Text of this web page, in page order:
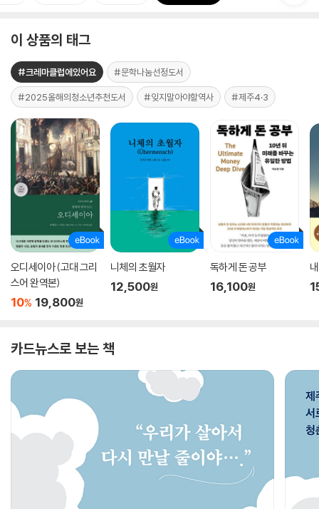
이 상품의 태그
#크레마클럽에있어요 #문학나눔선정도서
#2025올해의청소년추천도서 #잊지말아야할역사 #제주4·3
오디세이아 (고대 그리
스어 완역본)
10% 19,800원
니체의 초월자
12,500원
독하게 돈 공부
16,100원
카드뉴스로 보는 책